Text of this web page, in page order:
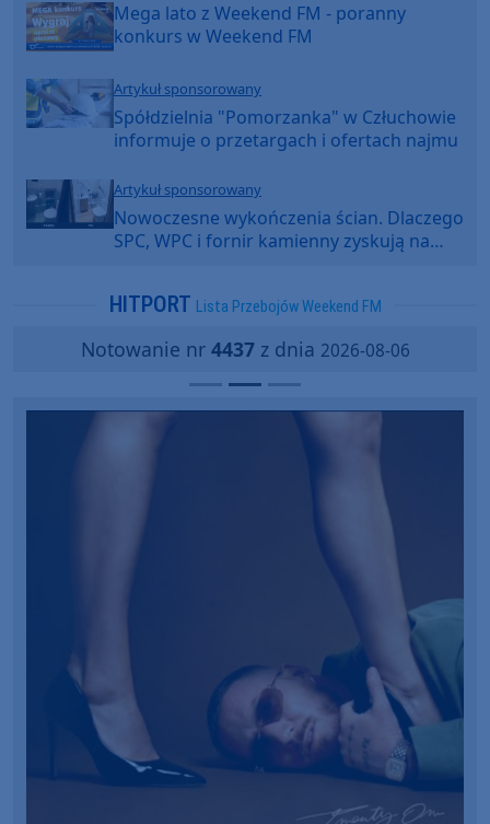
Mega lato z Weekend FM - poranny
konkurs w Weekend FM
Artykuł sponsorowany
Spółdzielnia "Pomorzanka" w Człuchowie
informuje o przetargach i ofertach najmu
Artykuł sponsorowany
Nowoczesne wykończenia ścian. Dlaczego
SPC, WPC i fornir kamienny zyskują na
HITPORT Lista Przebojów Weekend FM
Notowanie nr 4437z dnia 2026-08-06